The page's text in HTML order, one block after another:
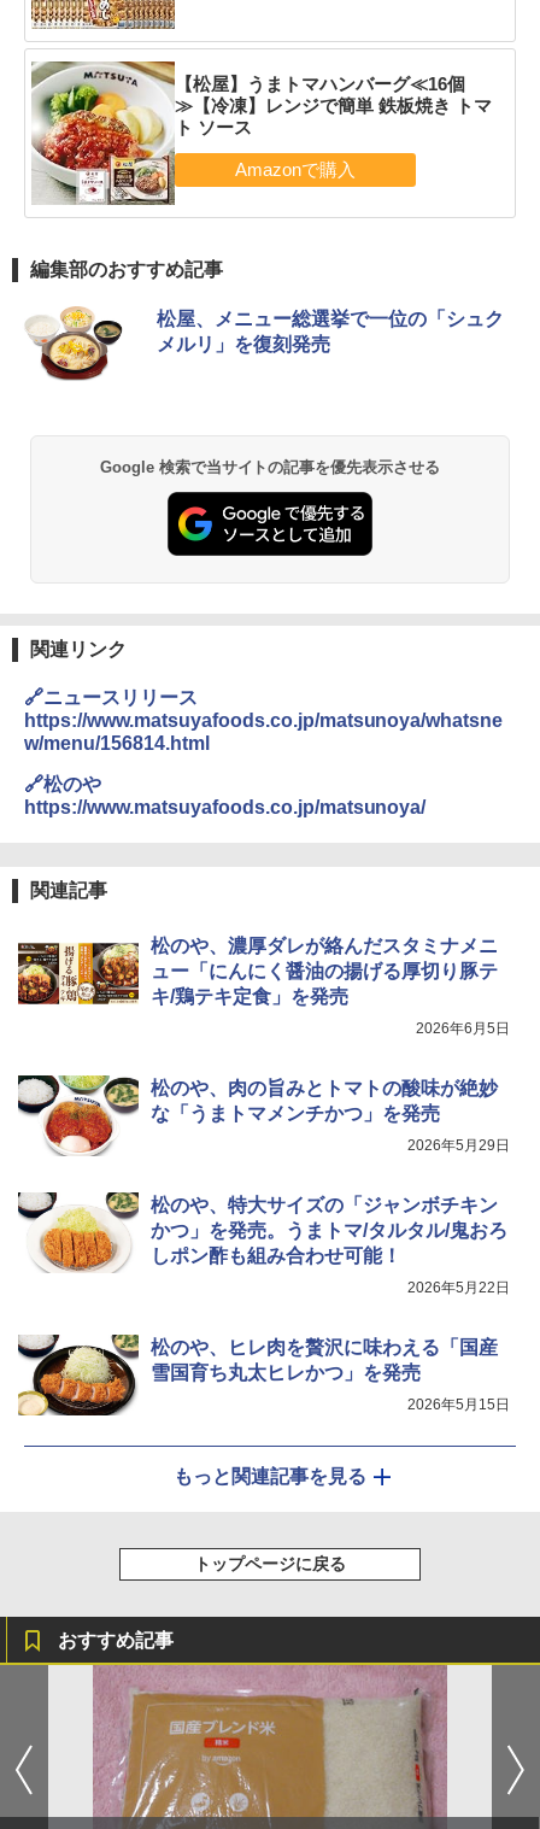
【松屋】うまトマハンバーグ≪16個
≫【冷凍】レンジで簡単 鉄板焼き トマ
ト ソース
編集部のおすすめ記事
松屋、メニュー総選挙で一位の「シュク
メルリ」を復刻発売
Google 検索で当サイトの記事を優先表示させる
関連リンク
🔗ニュースリリース
https://www.matsuyafoods.co.jp/matsunoya/whatsne
w/menu/156814.html
🔗松のや
https://www.matsuyafoods.co.jp/matsunoya/
関連記事
松のや、濃厚ダレが絡んだスタミナメニ
ュー「にんにく醤油の揚げる厚切り豚テ
キ/鶏テキ定食」を発売
2026年6月5日
松のや、肉の旨みとトマトの酸味が絶妙
な「うまトマメンチかつ」を発売
2026年5月29日
松のや、特大サイズの「ジャンボチキン
かつ」を発売。うまトマ/タルタル/鬼おろ
しポン酢も組み合わせ可能！
2026年5月22日
松のや、ヒレ肉を贅沢に味わえる「国産
雪国育ち丸太ヒレかつ」を発売
2026年5月15日
もっと関連記事を見る
トップページに戻る
おすすめ記事